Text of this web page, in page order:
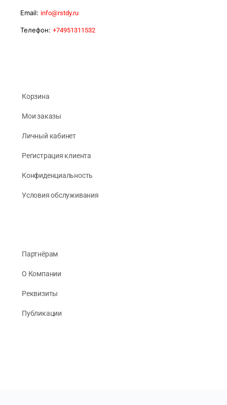
Email: info@rstdy.ru
Телефон: +74951311532
Корзина
Мои заказы
Личный кабинет
Регистрация клиента
Конфиденциальность
Условия обслуживания
Партнёрам
О Компании
Реквизиты
Публикации